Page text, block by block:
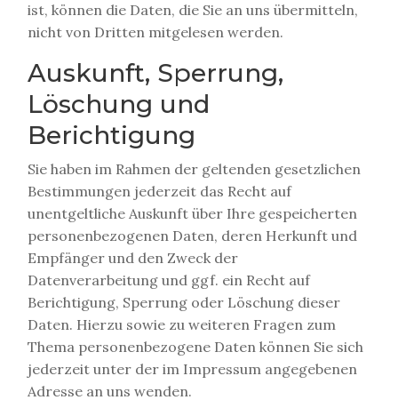
ist, können die Daten, die Sie an uns übermitteln,
nicht von Dritten mitgelesen werden.
Auskunft, Sperrung,
Löschung und
Berichtigung
Sie haben im Rahmen der geltenden gesetzlichen
Bestimmungen jederzeit das Recht auf
unentgeltliche Auskunft über Ihre gespeicherten
personenbezogenen Daten, deren Herkunft und
Empfänger und den Zweck der
Datenverarbeitung und ggf. ein Recht auf
Berichtigung, Sperrung oder Löschung dieser
Daten. Hierzu sowie zu weiteren Fragen zum
Thema personenbezogene Daten können Sie sich
jederzeit unter der im Impressum angegebenen
Adresse an uns wenden.